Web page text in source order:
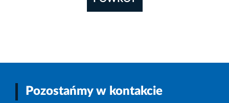
Pozostańmy w kontakcie